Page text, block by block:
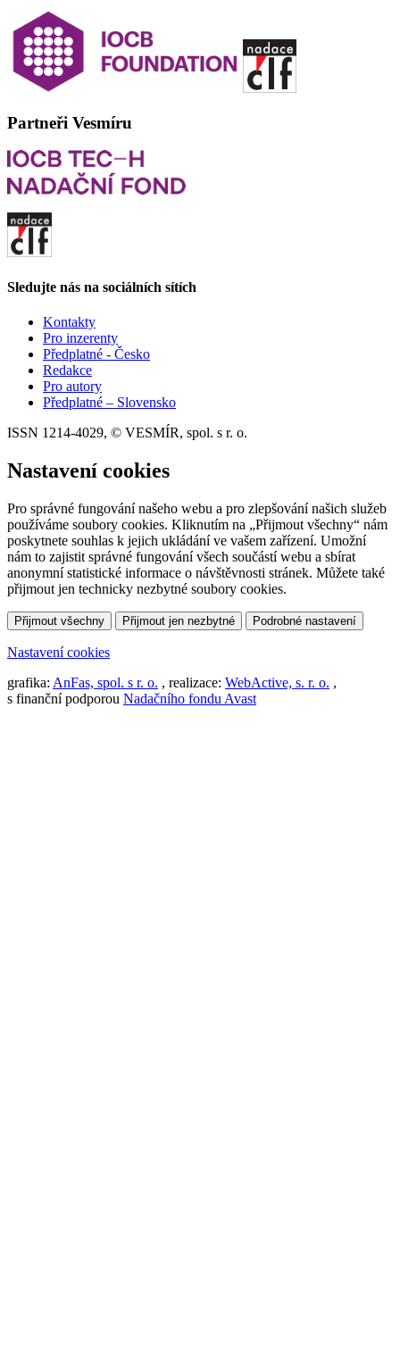
Partneři Vesmíru
Sledujte nás na sociálních sítích
Kontakty
Pro inzerenty
Předplatné - Česko
Redakce
Pro autory
Předplatné – Slovensko
ISSN 1214-4029, © VESMÍR, spol. s r. o.
Nastavení cookies
Pro správné fungování našeho webu a pro zlepšování našich služeb
používáme soubory cookies. Kliknutím na „Přijmout všechny“ nám
poskytnete souhlas k jejich ukládání ve vašem zařízení. Umožní
nám to zajistit správné fungování všech součástí webu a sbírat
anonymní statistické informace o návštěvnosti stránek. Můžete také
přijmout jen technicky nezbytné soubory cookies.
Přijmout všechny Přijmout jen nezbytné Podrobné nastavení
Nastavení cookies
grafika: AnFas, spol. s r. o. , realizace: WebActive, s. r. o. ,
s finanční podporou Nadačního fondu Avast